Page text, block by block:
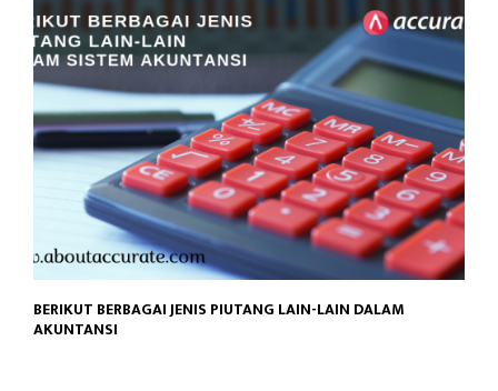
BERIKUT BERBAGAI JENIS PIUTANG LAIN-LAIN DALAM
AKUNTANSI